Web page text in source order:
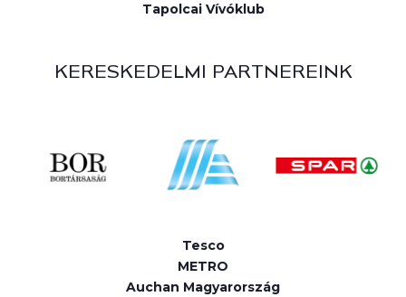
Tapolcai Vívóklub
KERESKEDELMI PARTNEREINK
Tesco
METRO
Auchan Magyarország